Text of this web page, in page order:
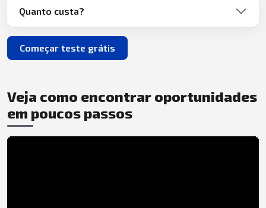
Quanto custa?
Começar teste grátis
Veja como encontrar oportunidades
em poucos passos